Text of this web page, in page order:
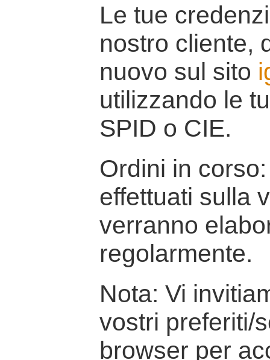
Le tue
nostro cliente,
nuovo sul sito
utilizzando le
SPID o CIE.
Ordini in
effettuati sulla
verranno
regolarmente.
Nota: Vi
vostri preferiti/
browser per